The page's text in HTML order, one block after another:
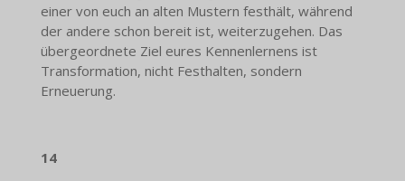
einer von euch an alten Mustern festhält, während
der andere schon bereit ist, weiterzugehen. Das
übergeordnete Ziel eures Kennenlernens ist
Transformation, nicht Festhalten, sondern
Erneuerung.
14